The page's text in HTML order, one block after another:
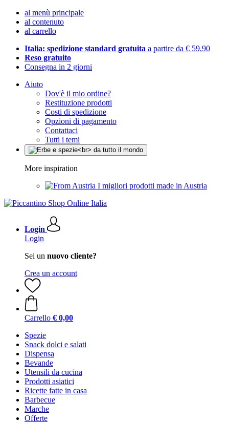
al menù principale
al contenuto
al carrello
Italia: spedizione standard gratuita a partire da € 59,90
Reso gratuito
Consegna in 2 giorni
Aiuto
Dov'è il mio ordine?
Restituzione prodotti
Costi di spedizione
Opzioni di pagamento
Contattaci
Tutti i temi
More inspiration
I migliori prodotti made in Austria
Login
Login
Sei un nuovo cliente?
Crea un account
Carrello € 0,00
Spezie
Snack dolci e salati
Dispensa
Bevande
Utensili da cucina
Prodotti asiatici
Ricette fatte in casa
Barbecue
Marche
Offerte